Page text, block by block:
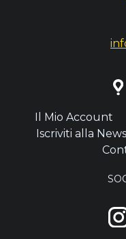
Il Mio Account
Iscriviti alla